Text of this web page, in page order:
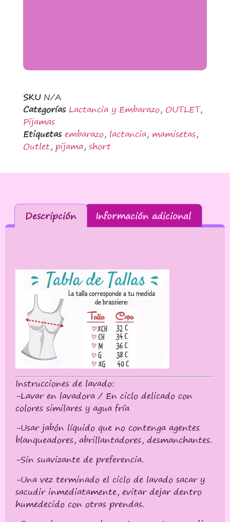
SKU N/A
Categorías Lactancia y Embarazo, OUTLET,
Pijamas
Etiquetas embarazo, lactancia, mamisetas,
Outlet, pijama, short
Descripción Información adicional
Instrucciones de lavado:
-Lavar en lavadora / En ciclo delicado con
colores similares y agua fría
-Usar jabón líquido que no contenga agentes
blanqueadores, abrillantadores, desmanchantes.
-Sin suavizante de preferencia.
-Una vez terminado el ciclo de lavado sacar y
sacudir inmediatamente, evitar dejar dentro
humedecido con otras prendas.